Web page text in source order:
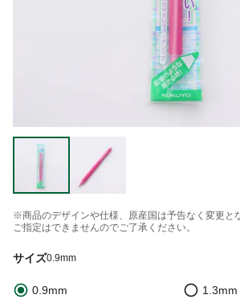
※商品のデザインや仕様、原産国は予告なく変更と
ご指定はできませんのでご了承ください。
サイズ0.9mm
0.9mm 1.3mm